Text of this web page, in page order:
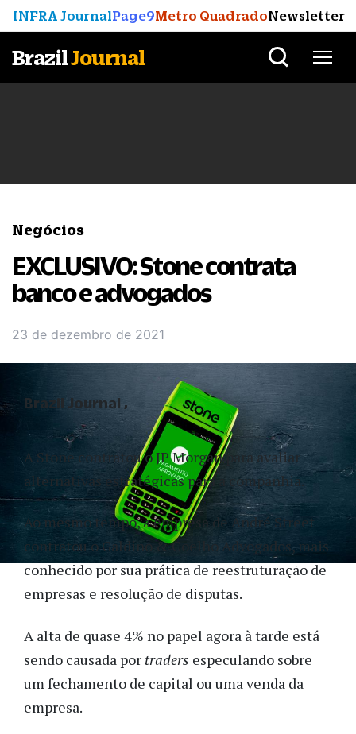
INFRA JournalPage9Metro QuadradoNewsletter
BrazilJournal
Negócios
EXCLUSIVO: Stone contrata
banco e advogados
23 de dezembro de 2021
A Stone contratou o JP Morgan para avaliar
alternativas estratégicas para a companhia.
Ao mesmo tempo, a empresa de André Street
contratou o Galdino & Coelho Advogados, mais
conhecido por sua prática de reestruturação de
empresas e resolução de disputas.
A alta de quase 4% no papel agora à tarde está
sendo causada por traders especulando sobre
um fechamento de capital ou uma venda da
empresa.
Brazil Journal